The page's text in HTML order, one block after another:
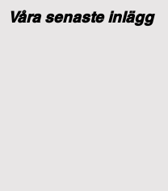
Våra senaste inlägg